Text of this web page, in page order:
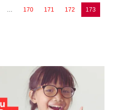
170 171 172 173